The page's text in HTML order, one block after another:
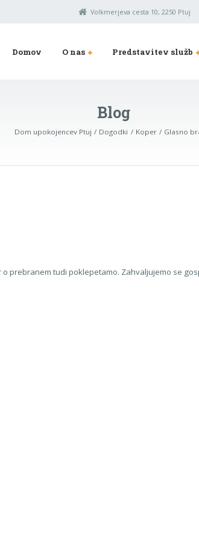
Volkmerjeva cesta 10, 2250 Ptuj
Domov O nas Predstavitev služb
Blog
Dom upokojencev Ptuj Dogodki Koper Glasno
prebranem tudi poklepetamo. Zahvaljujemo se